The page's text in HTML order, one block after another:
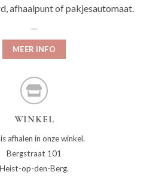
afhaalpunt of pakjesautomaat.
MEER INFO
WINKEL
afhalen in onze winkel.
Bergstraat 101
Heist-op-den-Berg.